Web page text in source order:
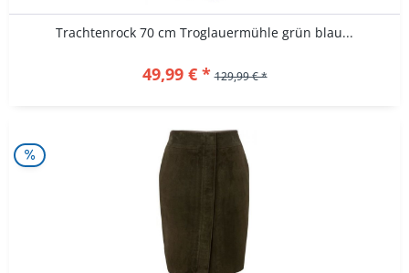
Trachtenrock 70 cm Troglauermühle grün blau...
49,99 € * 129,99 € *